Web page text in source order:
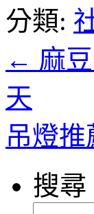
分類:
← 麻
天
吊燈
搜尋